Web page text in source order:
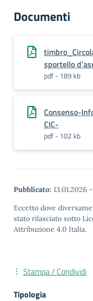
Documenti
sportello
pdf - 189 kb
Consenso-
CIC-
pdf - 102 kb
Pubblicato: 13.01.2026 -
Eccetto dove
stato rilasciato sotto
Attribuzione 4.0 Italia.
Stampa / Condividi
Tipologia